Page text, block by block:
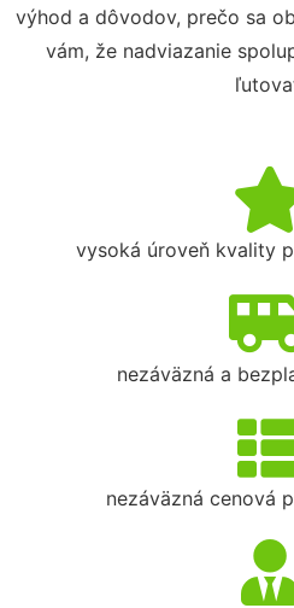
výhod a dôvodov, prečo sa
vám, že nadviazanie
vysoká úroveň kvality
nezáväzná a
nezáväzná cenová